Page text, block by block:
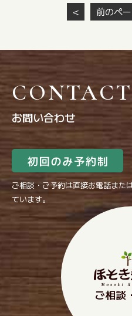
＜ 前のペ
CONTACT
お問い合わせ
ご相談・ご予約は直接お電話また
ています。
ご相談